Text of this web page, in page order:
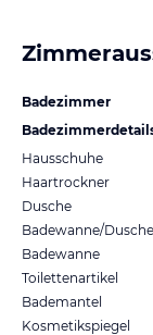
Badezimmer
Hausschuhe
Haartrockner
Dusche
Badewanne/Dusche
Badewanne
Toilettenartikel
Bademantel
Kosmetikspiegel